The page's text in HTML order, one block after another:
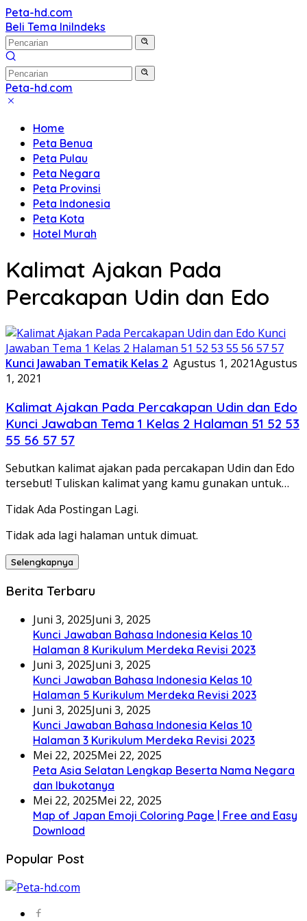
Langsung
ke
konten
Peta-hd.com
Kumpulan
Gambar
Peta
HD
Beli Tema IniIndeks
Peta-hd.com
Kumpulan
Peta
HD
Home
Peta Benua
Peta Pulau
Peta Negara
Peta Provinsi
Peta Indonesia
Peta Kota
Hotel Murah
Kalimat Ajakan Pada
Percakapan Udin dan Edo
Kunci Jawaban Tematik Kelas 2 Agustus 1, 2021Agustus
1, 2021
Kalimat Ajakan Pada Percakapan Udin dan Edo
Kunci Jawaban Tema 1 Kelas 2 Halaman 51 52 53
55 56 57 57
Sebutkan kalimat ajakan pada percakapan Udin dan Edo
tersebut! Tuliskan kalimat yang kamu gunakan untuk…
Tidak Ada Postingan Lagi.
Tidak ada lagi halaman untuk dimuat.
Selengkapnya
Berita Terbaru
Juni 3, 2025Juni 3, 2025
Kunci Jawaban Bahasa Indonesia Kelas 10
Halaman 8 Kurikulum Merdeka Revisi 2023
Juni 3, 2025Juni 3, 2025
Kunci Jawaban Bahasa Indonesia Kelas 10
Halaman 5 Kurikulum Merdeka Revisi 2023
Juni 3, 2025Juni 3, 2025
Kunci Jawaban Bahasa Indonesia Kelas 10
Halaman 3 Kurikulum Merdeka Revisi 2023
Mei 22, 2025Mei 22, 2025
Peta Asia Selatan Lengkap Beserta Nama Negara
dan Ibukotanya
Mei 22, 2025Mei 22, 2025
Map of Japan Emoji Coloring Page | Free and Easy
Download
Popular Post